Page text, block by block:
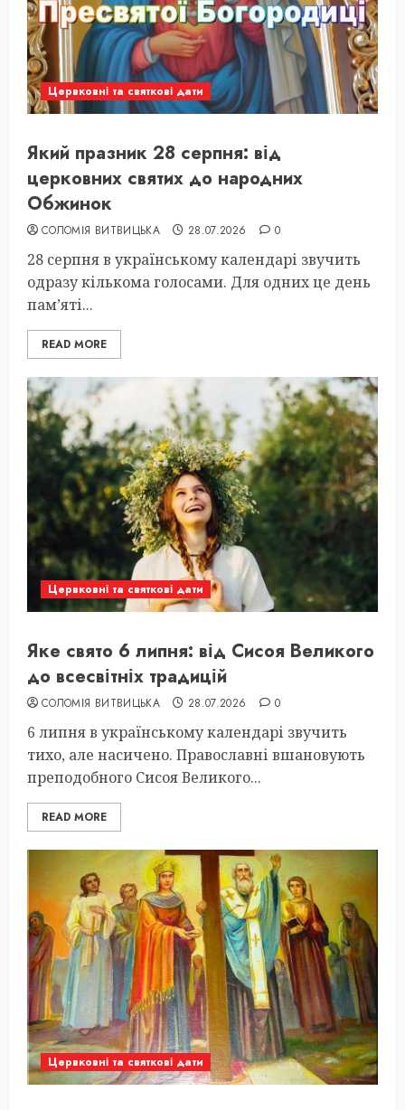
Цервковні та святкові дати
Який празник 28 серпня: від
церковних святих до народних
Обжинок
СОЛОМІЯ ВИТВИЦЬКА 28.07.2026 0
28 серпня в українському календарі звучить
одразу кількома голосами. Для одних це день
пам’яті...
READ MORE
Цервковні та святкові дати
Яке свято 6 липня: від Сисоя Великого
до всесвітніх традицій
СОЛОМІЯ ВИТВИЦЬКА 28.07.2026 0
6 липня в українському календарі звучить
тихо, але насичено. Православні вшановують
преподобного Сисоя Великого...
READ MORE
Цервковні та святкові дати